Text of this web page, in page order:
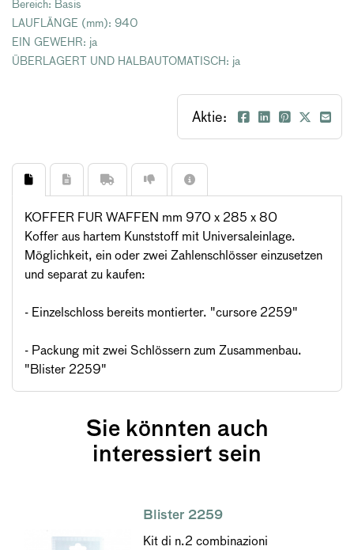
Bereich: Basis
LAUFLÄNGE (mm): 940
EIN GEWEHR: ja
ÜBERLAGERT UND HALBAUTOMATISCH: ja
Aktie:
KOFFER FUR WAFFEN mm 970 x 285 x 80
Koffer aus hartem Kunststoff mit Universaleinlage.
Möglichkeit, ein oder zwei Zahlenschlösser einzusetzen
und separat zu kaufen:
- Einzelschloss bereits montierter. "cursore 2259"
- Packung mit zwei Schlössern zum Zusammenbau.
"Blister 2259"
Sie könnten auch
interessiert sein
Blister 2259
Kit di n.2 combinazioni